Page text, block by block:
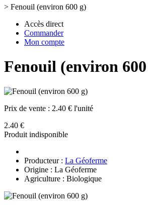
> Fenouil (environ 600 g)
Accès direct
Commander
Mon compte
Fenouil (environ
Prix de vente : 2.40 € l'unité
2.40 €
Produit indisponible
Producteur : La Géoferme
Origine : La Géoferme
Agriculture : Biologique